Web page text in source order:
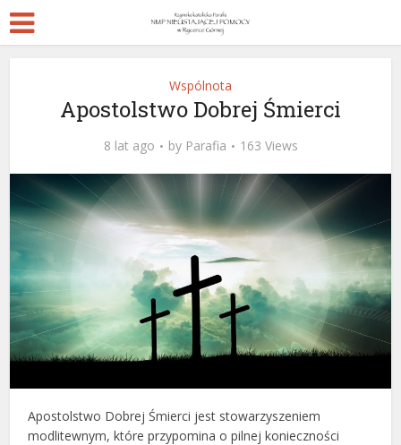
Wspólnota
Apostolstwo Dobrej Śmierci
8 lat ago by Parafia 163 Views
Apostolstwo Dobrej Śmierci jest stowarzyszeniem
modlitewnym, które przypomina o pilnej konieczności